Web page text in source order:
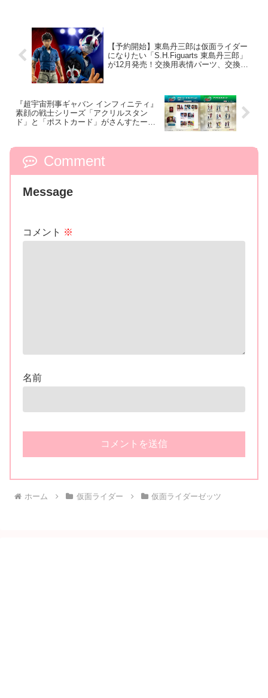
【予約開始】東島丹三郎は仮面ライダー
になりたい「S.H.Figuarts 東島丹三郎」
が12月発売！交換用表情パーツ、交換用
『超宇宙刑事ギャバン インフィニティ』
素顔の戦士シリーズ「アクリルスタン
ド」と「ポストカード」がさんすたーぶ
Comment
Message
コメント ※
名前
ホーム 仮面ライダー 仮面ライダーゼッツ